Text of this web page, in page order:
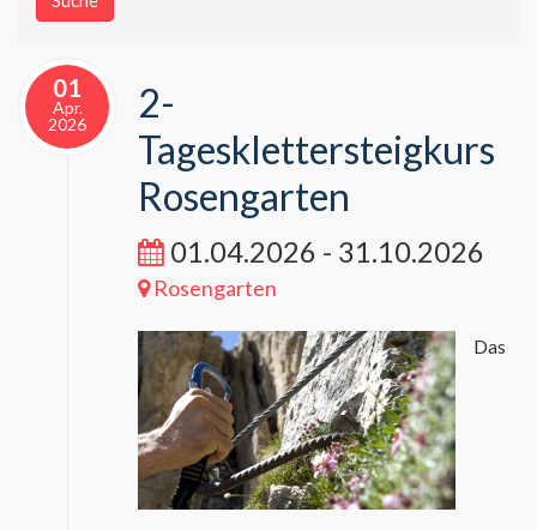
01
Apr.
2026
2-
Tagesklettersteigkurs
Rosengarten
01.04.2026 - 31.10.2026
Rosengarten
Das